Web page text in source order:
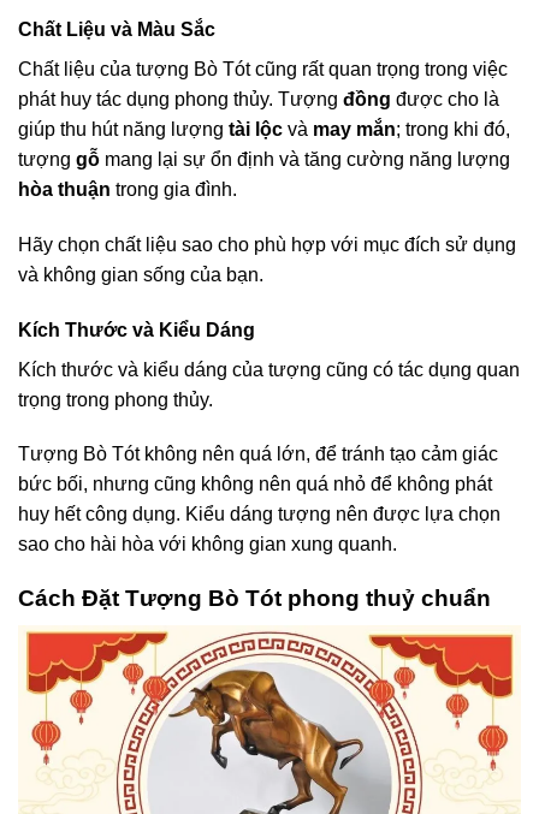
Chất Liệu và Màu Sắc
Chất liệu của tượng Bò Tót cũng rất quan trọng trong việc
phát huy tác dụng phong thủy. Tượng đồng được cho là
giúp thu hút năng lượng tài lộc và may mắn; trong khi đó,
tượng gỗ mang lại sự ổn định và tăng cường năng lượng
hòa thuận trong gia đình.
Hãy chọn chất liệu sao cho phù hợp với mục đích sử dụng
và không gian sống của bạn.
Kích Thước và Kiểu Dáng
Kích thước và kiểu dáng của tượng cũng có tác dụng quan
trọng trong phong thủy.
Tượng Bò Tót không nên quá lớn, để tránh tạo cảm giác
bức bối, nhưng cũng không nên quá nhỏ để không phát
huy hết công dụng. Kiểu dáng tượng nên được lựa chọn
sao cho hài hòa với không gian xung quanh.
Cách Đặt Tượng Bò Tót phong thuỷ chuẩn